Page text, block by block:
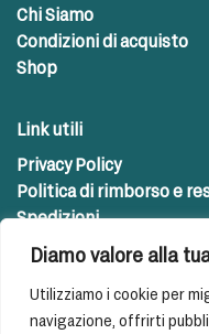
Diamo valore alla
Utilizziamo i cookie per
navigazione, offrirti
Chi Siamo
Condizioni di acquisto
Shop
Link utili
Privacy Policy
Politica di rimborso e
Spedizioni